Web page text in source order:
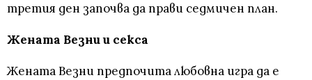
третия ден започва да прави седмичен план.
Жената Везни и секса
Жената Везни предпочита любовна игра да е